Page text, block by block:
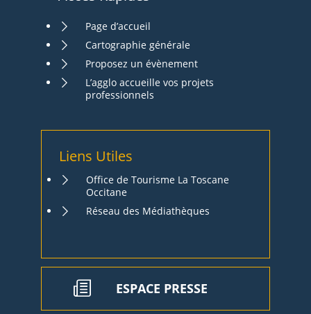
Page d’accueil
Cartographie générale
Proposez un évènement
L’agglo accueille vos projets
professionnels
Liens Utiles
Office de Tourisme La Toscane
Occitane
Réseau des Médiathèques
ESPACE PRESSE